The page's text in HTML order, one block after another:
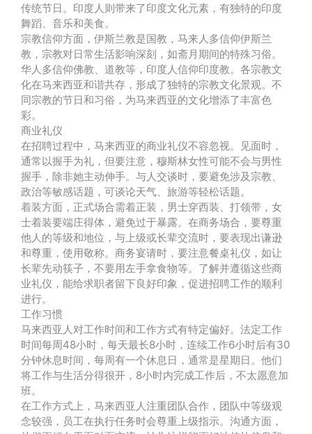
传统节日。印度人则带来了印度文化元素，有独特的印度
舞蹈、音乐和美食。
宗教信仰方面，伊斯兰教是国教，马来人多信仰伊斯兰
教，宗教对日常生活影响深刻，如斋月期间的特殊习俗。
华人多信仰佛教、道教等，印度人信仰印度教。各宗教文
化在马来西亚和谐共存，形成了独特的宗教文化景观。不
同宗教的节日和习俗，为马来西亚的文化增添了丰富色
彩。
商业礼仪
在招聘过程中，马来西亚的商业礼仪不容忽视。见面时，
通常以握手为礼，但要注意，穆斯林女性可能不会与男性
握手，除非她主动伸手。与人交谈时，要避免涉及宗教、
政治等敏感话题，可谈论天气、旅游等轻松话题。
着装方面，正式场合需着正装，男士穿西装、打领带，女
士着装要端庄得体，避免过于暴露。在商务场合，要尊重
他人的等级和地位，与上级或长辈交流时，要表现出谦逊
和尊重，使用敬称。商务宴请时，要注意餐桌礼仪，如让
长辈先动筷子，不要用左手拿食物等。了解并遵循这些商
业礼仪，能给求职者留下良好印象，促进招聘工作的顺利
进行。
工作习惯
马来西亚人对工作时间和工作方式有特定偏好。法定工作
时间每周48小时，每天最长8小时，连续工作6小时后有30
分钟休息时间，每周有一个休息日，通常是星期日。他们
将工作与生活分得很开，8小时内完成工作后，不太愿意加
班。
在工作方式上，马来西亚人注重团队合作，团队中等级观
念较强，员工在执行任务时会尊重上级指示。沟通方面，